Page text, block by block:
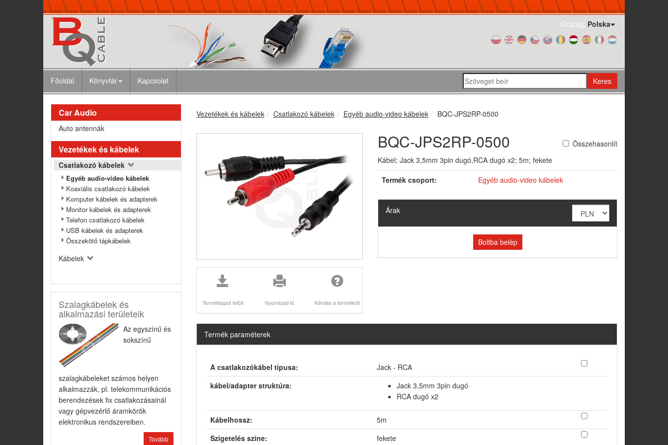
Ország: Polska
Főoldal Könyvtár Kapcsolat Keres
Car Audio
Auto antennák
Vezetékek és kábelek
Csatlakozó kábelek
Egyéb audio-video kábelek
Koaxiális csatlakozó kábelek
Komputer kábelek és adapterek
Monitor kábelek és adapterek
Telefon csatlakozó kábelek
USB kábelek és adapterek
Összekötő tápkábelek
Kábelek
Szalagkábelek és
alkalmazási területeik
Az egyszínű és
sokszínű
szalagkábeleket számos helyen
alkalmazzák, pl. telekommunikációs
berendezések fix csatlakozásainál
vagy gépvezérlő áramkörök
elektronikus rendszereiben.
Tovább
Vezetékek és kábelek Csatlakozó kábelek Egyéb audio-video kábelek BQC-JPS2RP-0500
Terméklapot letölt Nyomtasd ki Kérdés a termékről
BQC-JPS2RP-0500
Összehasonlít
Kábel; Jack 3,5mm 3pin dugó,RCA dugó x2; 5m; fekete
Termék csoport:
Egyéb audio-video kábelek
Árak
Boltba belép
Termék paraméterek
A csatlakozókábel típusa:
Jack - RCA
kábel/adapter struktúra:
Jack 3,5mm 3pin dugó
RCA dugó x2
Kábelhossz:
5m
Szigetelés színe:
fekete